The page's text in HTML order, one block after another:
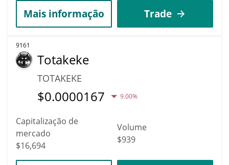
Mais informação Trade
9161
Totakeke
TOTAKEKE
$0.0000167 9.00%
Capitalização de
mercado
$16,694
Volume
$939